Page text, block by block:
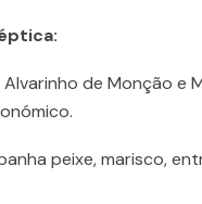
Alvarinho de Monção e
peixe, marisco,